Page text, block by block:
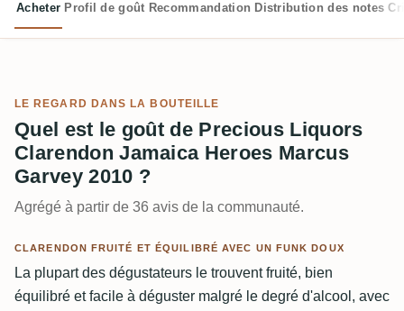
Acheter Profil de goût Recommandation Distribution des notes
LE REGARD DANS LA BOUTEILLE
Quel est le goût de Precious Liquors
Clarendon Jamaica Heroes Marcus
Garvey 2010 ?
Agrégé à partir de 36 avis de la communauté.
CLARENDON FRUITÉ ET ÉQUILIBRÉ AVEC UN FUNK DOUX
La plupart des dégustateurs le trouvent fruité, bien
équilibré et facile à déguster malgré le degré d'alcool, avec